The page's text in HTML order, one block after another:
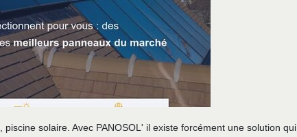
solaire. Avec PANOSOL' il existe forcément une solution qui